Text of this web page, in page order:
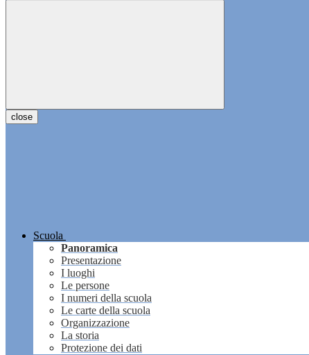
close
Scuola
Panoramica
Presentazione
I luoghi
Le persone
I numeri della scuola
Le carte della scuola
Organizzazione
La storia
Protezione dei dati